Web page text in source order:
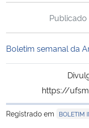
Ministério de Minas e Energia
Ministério da Ciência,
Ministério do Meio Ambiente
Publicado
Boletim semanal da
https://
Registrado em
BOLETIM